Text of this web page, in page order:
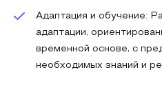
Адаптация и обучение:
адаптации,
временной основе, с
необходимых знаний и